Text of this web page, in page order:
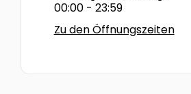
00:00 - 23:59
Zu den Öffnungszeiten